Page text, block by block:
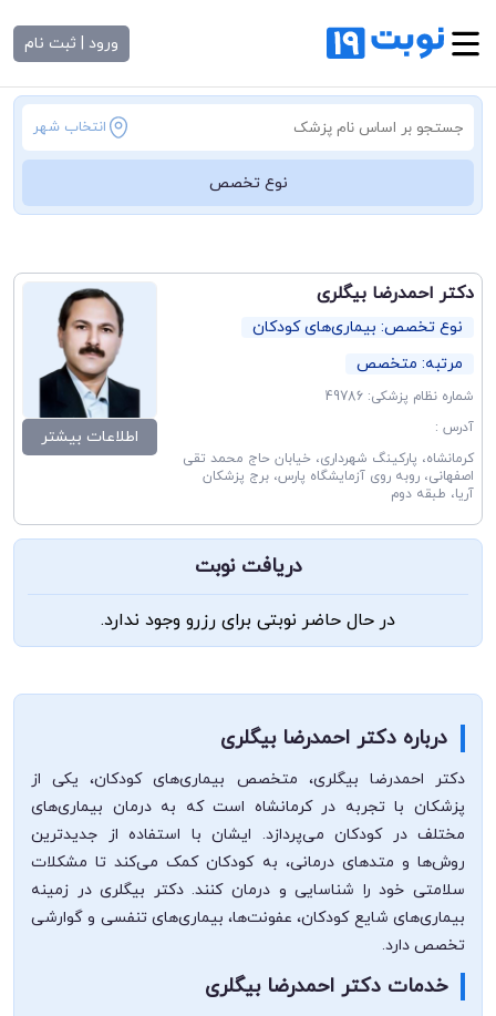
ورود | ثبت نام
انتخاب شهر
نوع تخصص
دکتر احمدرضا بیگلری
نوع تخصص: بیماری‌های کودکان
مرتبه: متخصص
شماره نظام پزشکی: 49786
آدرس :
کرمانشاه، پارکینگ شهرداری، خیابان حاج محمد تقی
اصفهانی، روبه روی آزمایشگاه پارس، برج پزشکان
آریا، طبقه دوم
اطلاعات بیشتر
دریافت نوبت
در حال حاضر نوبتی برای رزرو وجود ندارد.
درباره دکتر احمدرضا بیگلری
دکتر احمدرضا بیگلری، متخصص بیماری‌های کودکان، یکی از
پزشکان با تجربه در کرمانشاه است که به درمان بیماری‌های
مختلف در کودکان می‌پردازد. ایشان با استفاده از جدیدترین
روش‌ها و متدهای درمانی، به کودکان کمک می‌کند تا مشکلات
سلامتی خود را شناسایی و درمان کنند. دکتر بیگلری در زمینه
بیماری‌های شایع کودکان، عفونت‌ها، بیماری‌های تنفسی و گوارشی
تخصص دارد.
خدمات دکتر احمدرضا بیگلری